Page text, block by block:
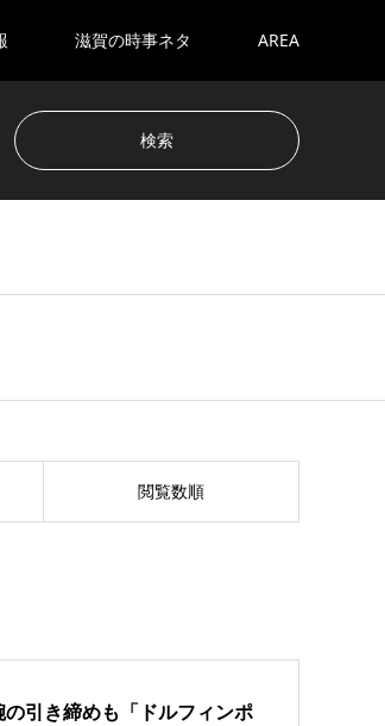
滋賀の時事ネタ AREA
閲覧数順
引き締めも「ドルフィンポ